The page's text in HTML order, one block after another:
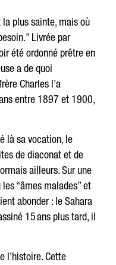
plus sainte, mais où
Livrée par
été ordonné prêtre en
a de quoi
Charles l’a
entre 1897 et 1900,
là sa vocation, le
de diaconat et de
ailleurs. Sur une
“âmes malades” et
abonder : le Sahara
15 ans plus tard, il
l’histoire. Cette